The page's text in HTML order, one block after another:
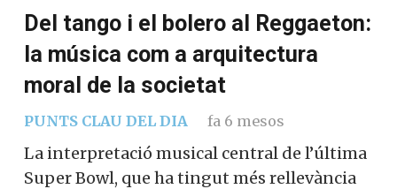
Del tango i el bolero al Reggaeton:
la música com a arquitectura
moral de la societat
PUNTS CLAU DEL DIA fa 6 mesos
La interpretació musical central de l’última
Super Bowl, que ha tingut més rellevància